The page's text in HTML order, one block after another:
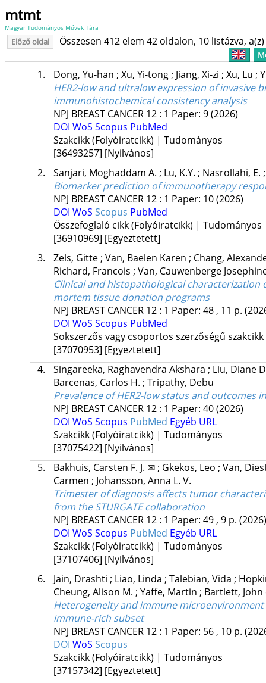
mtmt
Magyar Tudományos Művek Tára
Előző oldal Összesen 412 elem 42 oldalon, 10 listázva,
1. Dong, Yu-han ; Xu, Yi-tong; Jiang, Xi-zi ; Xu, Lu ;
HER2-low and ultralow expression of invasive
immunohistochemical consistency analysis
NPJ BREAST CANCER 12: 1 Paper: 9(2026)
DOI WoS Scopus PubMed
Szakcikk (Folyóiratcikk) | Tudományos
[36493257] [Nyilvános]
2.
Sanjari, Moghaddam A. ; Lu, K.Y. ; Nasrollahi, E.
Biomarker prediction of immunotherapy
NPJ BREAST CANCER 12: 1 Paper: 10(2026)
DOI WoS Scopus PubMed
Összefoglaló cikk (Folyóiratcikk) | Tudományos
[36910969] [Egyeztetett]
3.
Zels, Gitte; Van, Baelen Karen ; Chang,
Richard, Francois ; Van, Cauwenberge
Clinical and histopathological
mortem tissue donation programs
NPJ BREAST CANCER 12: 1 Paper: 48 , 11 p.
DOI WoS Scopus PubMed
Sokszerzős vagy csoportos szerzőségű
[37070953] [Egyeztetett]
4.
Singareeka, Raghavendra Akshara ; Liu, Diane
Barcenas, Carlos H. ; Tripathy, Debu
Prevalence of HER2-low status and outcomes
NPJ BREAST CANCER 12: 1 Paper: 40(2026)
DOI WoS Scopus PubMed Egyéb URL
Szakcikk (Folyóiratcikk) | Tudományos
[37075422] [Nyilvános]
5.
Bakhuis, Carsten F. J. ✉; Gkekos, Leo ; Van,
Carmen ; Johansson, Anna L. V.
Trimester of diagnosis affects tumor
from the STURGATE collaboration
NPJ BREAST CANCER 12: 1 Paper: 49 , 9 p. (2026)
DOI WoS Scopus PubMed Egyéb URL
Szakcikk (Folyóiratcikk) | Tudományos
[37107406] [Nyilvános]
6.
Jain, Drashti ; Liao, Linda ; Talebian, Vida ;
Cheung, Alison M. ; Yaffe, Martin ; Bartlett, John
Heterogeneity and immune
immune-rich subset
NPJ BREAST CANCER 12: 1 Paper: 56 , 10 p.
DOI WoS Scopus
Szakcikk (Folyóiratcikk) | Tudományos
[37157342] [Egyeztetett]